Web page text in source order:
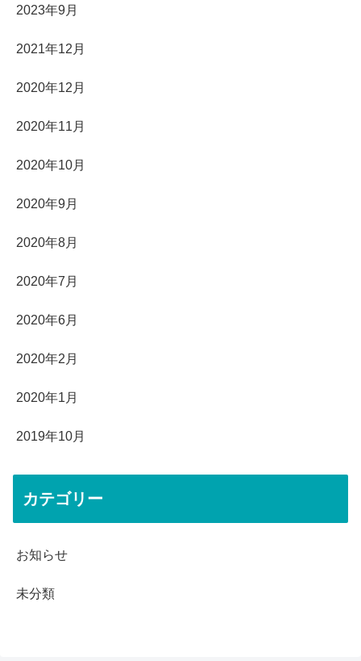
2023年9月
2021年12月
2020年12月
2020年11月
2020年10月
2020年9月
2020年8月
2020年7月
2020年6月
2020年2月
2020年1月
2019年10月
カテゴリー
お知らせ
未分類